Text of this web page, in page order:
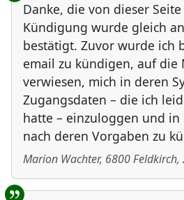
Danke, die von dieser
Kündigung wurde gleich
bestätigt. Zuvor wurde ich
email zu kündigen, auf die
verwiesen, mich in deren
Zugangsdaten – die ich
hatte – einzuloggen und in
nach deren Vorgaben zu
Marion Wachter, 6800Feldkirch,